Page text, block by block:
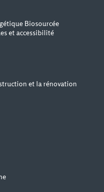
Biosourcée
et accessibilité
et la rénovation